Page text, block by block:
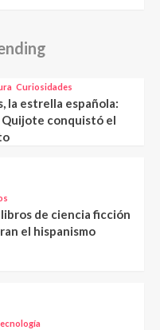
Curiosidades
la estrella española:
Quijote conquistó el
de ciencia ficción
el hispanismo